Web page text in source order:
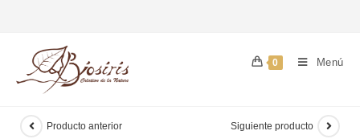
0 Menú
Producto anterior Siguiente producto